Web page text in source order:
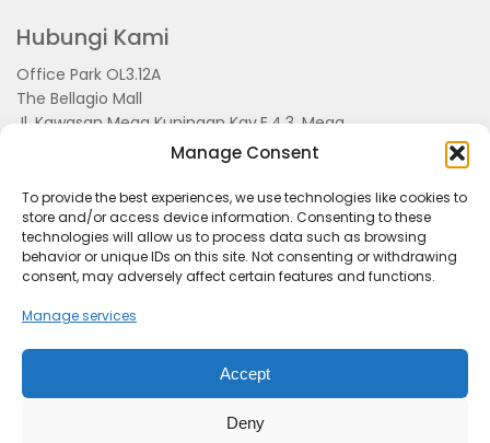
Manage Consent
To provide the best experiences, we use technologies like cookies to
store and/or access device information. Consenting to these
technologies will allow us to process data such as browsing
behavior or unique IDs on this site. Not consenting or withdrawing
consent, may adversely affect certain features and functions.
Manage services
Accept
Deny
Hubungi Kami
Office Park OL3.12A
The Bellagio Mall
Jl. Kawasan Mega Kuningan Kav.E.4.3, Mega
Kuningan, Kel. Kuningan Timur,
Kec.Setiabudi, Jakarta Selatan 15810
Kerjasama dan Event